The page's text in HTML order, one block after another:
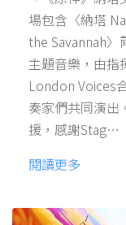
場包含〈納塔
the Savannah〉
主題音樂，由指
London Voices
奏家們共同演出
援，感謝Stag…
閱讀更多